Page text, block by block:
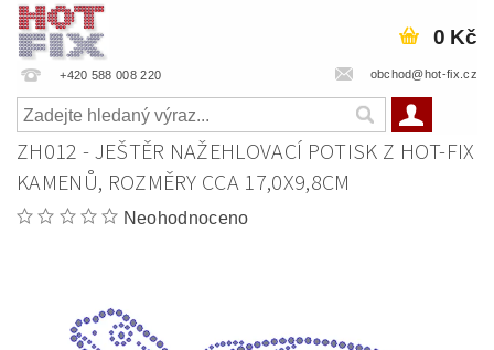
+420 588 008 220 obchod@hot-fix.cz
0 Kč
ZH012 - JEŠTĚR NAŽEHLOVACÍ POTISK Z HOT-FIX
KAMENŮ, ROZMĚRY CCA 17,0X9,8CM
Neohodnoceno